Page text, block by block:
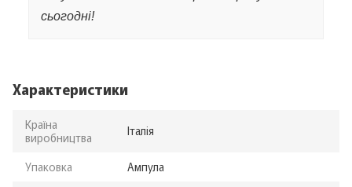
сьогодні!
Характеристики
Країна
виробництва
Італія
Упаковка
Ампула